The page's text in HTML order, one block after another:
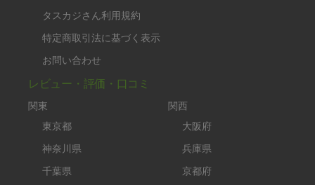
タスカジさん利用規約
特定商取引法に基づく表示
お問い合わせ
レビュー・評価・口コミ
関東
東京都
神奈川県
千葉県
関西
大阪府
兵庫県
京都府